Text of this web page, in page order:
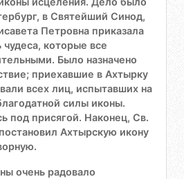
в Святейший Синод,
Петровна приказала
чудеса, которые все
Было назначено
приехавшие в Ахтырку
всех лиц, испытавших на
силы иконы.
под присягой. Наконец, Св.
Ахтырскую икону
очень радовало